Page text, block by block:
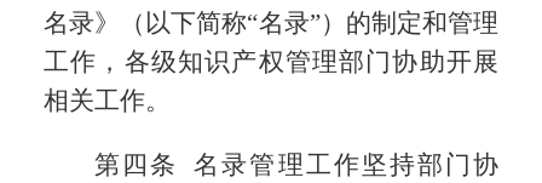
名录》（以下简称“名录”）的制定和管理
工作，各级知识产权管理部门协助开展
相关工作。
第四条 名录管理工作坚持部门协